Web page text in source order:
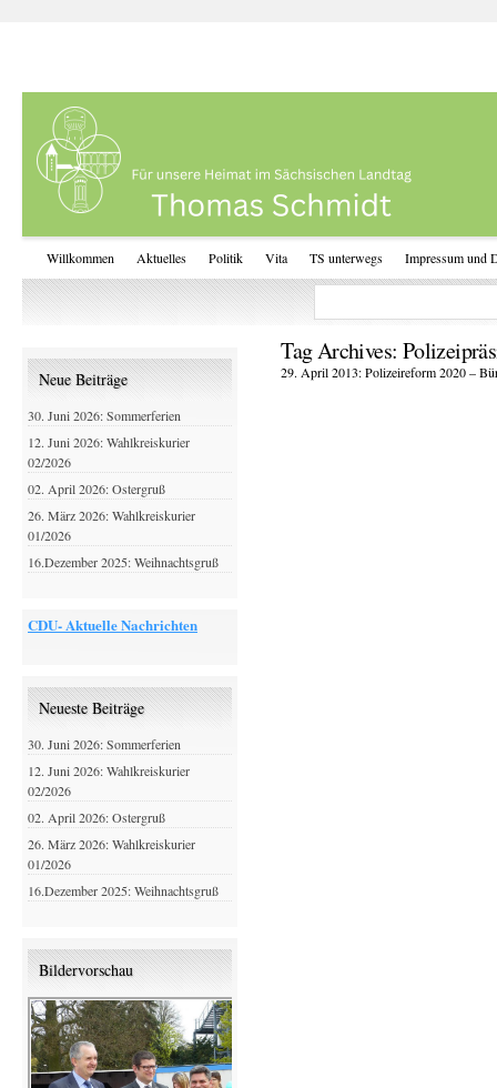
Willkommen Aktuelles Politik Vita TS unterwegs Impressum und
Tag Archives:
29. April 2013: Polizeireform 2020 –
Neue Beiträge
30. Juni 2026: Sommerferien
12. Juni 2026: Wahlkreiskurier
02/2026
02. April 2026: Ostergruß
26. März 2026: Wahlkreiskurier
01/2026
16.Dezember 2025: Weihnachtsgruß
CDU- Aktuelle Nachrichten
Neueste Beiträge
30. Juni 2026: Sommerferien
12. Juni 2026: Wahlkreiskurier
02/2026
02. April 2026: Ostergruß
26. März 2026: Wahlkreiskurier
01/2026
16.Dezember 2025: Weihnachtsgruß
Bildervorschau